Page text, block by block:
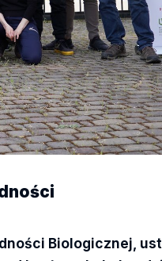
Biologicznej,